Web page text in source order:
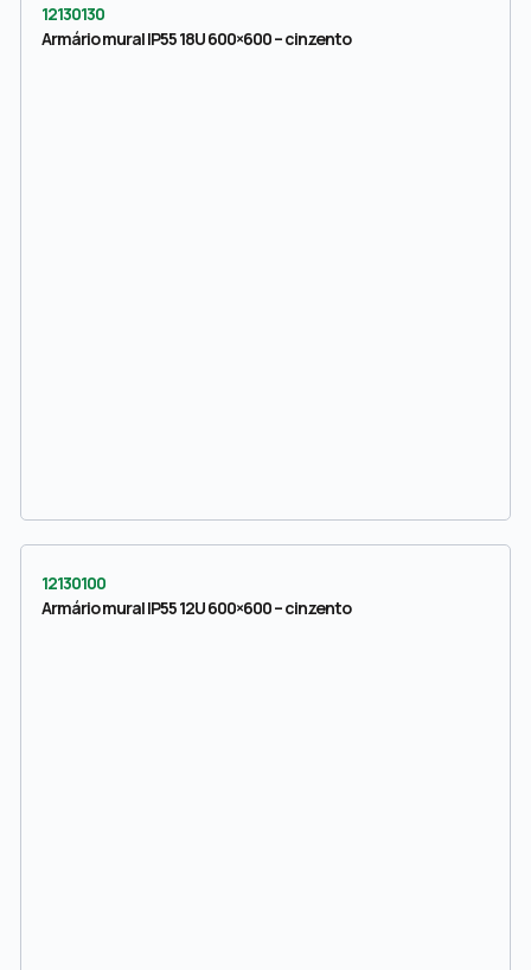
12130130
Armário mural IP55 18U 600×600 – cinzento
12130100
Armário mural IP55 12U 600×600 – cinzento